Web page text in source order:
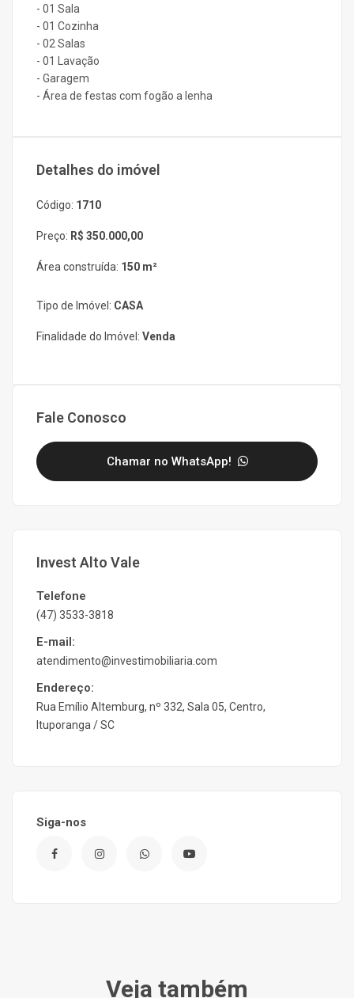
- 01 Sala
- 01 Cozinha
- 02 Salas
- 01 Lavação
- Garagem
- Área de festas com fogão a lenha
Detalhes do imóvel
Código: 1710
Preço: R$ 350.000,00
Área construída: 150 m²
Tipo de Imóvel: CASA
Finalidade do Imóvel: Venda
Fale Conosco
Chamar no WhatsApp!
Invest Alto Vale
Telefone
(47) 3533-3818
E-mail:
atendimento@investimobiliaria.com
Endereço:
Rua Emílio Altemburg, nº 332, Sala 05, Centro,
Ituporanga / SC
Siga-nos
Veja também